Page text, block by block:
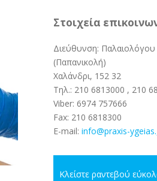
Στοιχεία
Διεύθυνση: Παλαιολόγου
(Παπανικολή)
Χαλάνδρι, 152 32
Τηλ.: 210 6813000 , 210
Viber: 6974 757666
Fax: 210 6818300
E-mail:info@praxis-
Κλείστε ραντεβού